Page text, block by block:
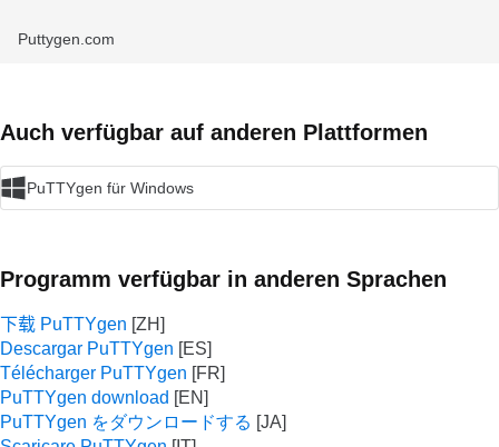
Puttygen.com
Auch verfügbar auf anderen Plattformen
PuTTYgen für Windows
Programm verfügbar in anderen Sprachen
下载 PuTTYgen
Descargar PuTTYgen
Télécharger PuTTYgen
PuTTYgen download
PuTTYgen をダウンロードする